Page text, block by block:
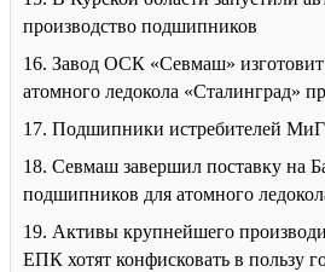
производство подшипников
16. Завод ОСК «Севмаш»
атомного ледокола «Сталинград»
17. Подшипники истребителей МиГ
18. Севмаш завершил поставку на
подшипников для атомного
19. Активы крупнейшего
ЕПК хотят конфисковать в пользу